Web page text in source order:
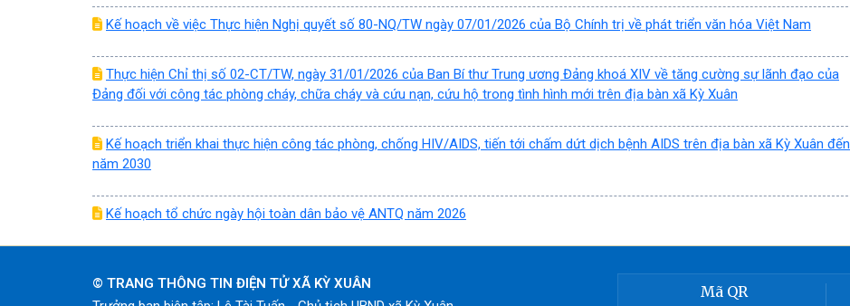
Kế hoạch về việc Thực hiện Nghị quyết số 80-NQ/TW ngày 07/01/2026 của Bộ Chính trị về phát triển văn hóa Việt Nam
Thực hiện Chỉ thị số 02-CT/TW, ngày 31/01/2026 của Ban Bí thư Trung ương Đảng khoá XIV về tăng cường sự lãnh đạo của
Đảng đối với công tác phòng cháy, chữa cháy và cứu nạn, cứu hộ trong tình hình mới trên địa bàn xã Kỳ Xuân
Kế hoạch triển khai thực hiện công tác phòng, chống HIV/AIDS, tiến tới chấm dứt dịch bệnh AIDS trên địa bàn xã Kỳ Xuân đến
năm 2030
Kế hoạch tổ chức ngày hội toàn dân bảo vệ ANTQ năm 2026
© TRANG THÔNG TIN ĐIỆN TỬ XÃ KỲ XUÂN
Mã QR